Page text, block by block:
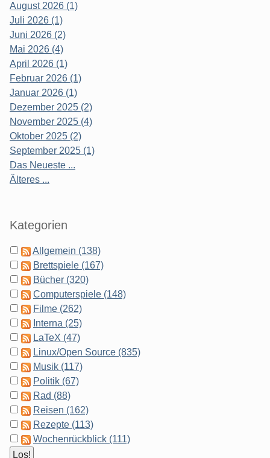
August 2026 (1)
Juli 2026 (1)
Juni 2026 (2)
Mai 2026 (4)
April 2026 (1)
Februar 2026 (1)
Januar 2026 (1)
Dezember 2025 (2)
November 2025 (4)
Oktober 2025 (2)
September 2025 (1)
Das Neueste ...
Älteres ...
Kategorien
Allgemein (138)
Brettspiele (167)
Bücher (320)
Computerspiele (148)
Filme (262)
Interna (25)
LaTeX (47)
Linux/Open Source (835)
Musik (117)
Politik (67)
Rad (88)
Reisen (162)
Rezepte (113)
Wochenrückblick (111)